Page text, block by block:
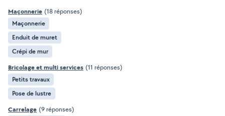
Maçonnerie (18 réponses)
Maçonnerie
Enduit de muret
Crépi de mur
Bricolage et multi services (11 réponses)
Petits travaux
Pose de lustre
Carrelage (9 réponses)